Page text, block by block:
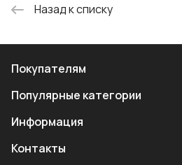
Назад к списку
Покупателям
Популярные категории
Информация
Контакты